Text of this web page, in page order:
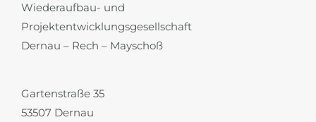
Wiederaufbau- und
Projektentwicklungsgesellschaft
Dernau – Rech – Mayschoß
Gartenstraße 35
53507 Dernau